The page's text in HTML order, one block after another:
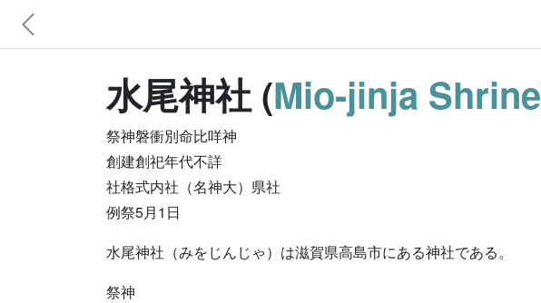
水尾神社 (Mio-jinja Shrine
祭神磐衝別命比咩神
創建創祀年代不詳
社格式内社（名神大）県社
例祭5月1日
水尾神社（みをじんじゃ）は滋賀県高島市にある神社である。
祭神